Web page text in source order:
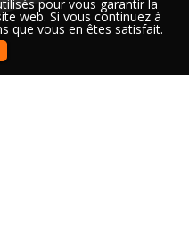
pour vous garantir la
web. Si vous continuez à
que vous en êtes satisfait.